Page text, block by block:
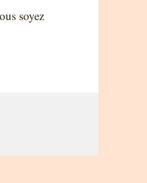
soyez